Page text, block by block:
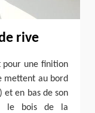
rive
pour une finition
mettent au bord
et en bas de son
le bois de la